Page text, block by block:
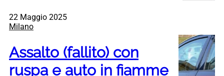
22 Maggio 2025
Milano
Assalto (fallito) con
ruspa e auto in fiamme